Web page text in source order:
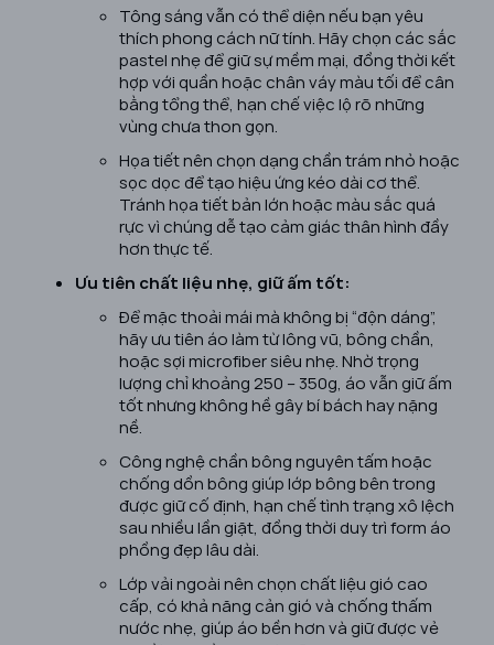
Tông sáng vẫn có thể diện nếu bạn yêu
thích phong cách nữ tính. Hãy chọn các sắc
pastel nhẹ để giữ sự mềm mại, đồng thời kết
hợp với quần hoặc chân váy màu tối để cân
bằng tổng thể, hạn chế việc lộ rõ những
vùng chưa thon gọn.
Họa tiết nên chọn dạng chần trám nhỏ hoặc
sọc dọc để tạo hiệu ứng kéo dài cơ thể.
Tránh họa tiết bản lớn hoặc màu sắc quá
rực vì chúng dễ tạo cảm giác thân hình đầy
hơn thực tế.
Ưu tiên chất liệu nhẹ, giữ ấm tốt:
Để mặc thoải mái mà không bị “độn dáng”,
hãy ưu tiên áo làm từ lông vũ, bông chần,
hoặc sợi microfiber siêu nhẹ. Nhờ trọng
lượng chỉ khoảng 250 – 350g, áo vẫn giữ ấm
tốt nhưng không hề gây bí bách hay nặng
nề.
Công nghệ chần bông nguyên tấm hoặc
chống dồn bông giúp lớp bông bên trong
được giữ cố định, hạn chế tình trạng xô lệch
sau nhiều lần giặt, đồng thời duy trì form áo
phồng đẹp lâu dài.
Lớp vải ngoài nên chọn chất liệu gió cao
cấp, có khả năng cản gió và chống thấm
nước nhẹ, giúp áo bền hơn và giữ được vẻ